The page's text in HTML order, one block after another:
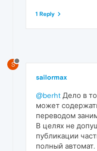
1 Reply
S
sailormax
@berht Дело в
может
переводом
В целях не
публикации
полный